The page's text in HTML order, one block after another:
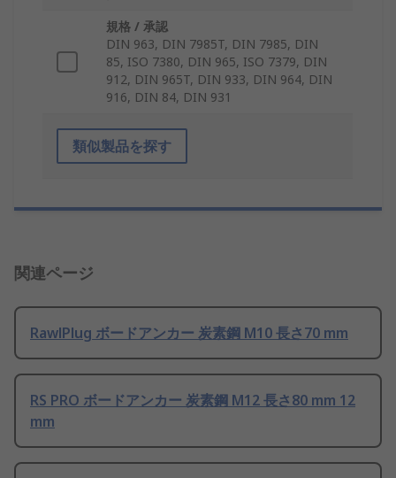
規格 / 承認
DIN 963, DIN 7985T, DIN 7985, DIN
85, ISO 7380, DIN 965, ISO 7379, DIN
912, DIN 965T, DIN 933, DIN 964, DIN
916, DIN 84, DIN 931
類似製品を探す
関連ページ
RawlPlug ボードアンカー 炭素鋼 M10 長さ70 mm
RS PRO ボードアンカー 炭素鋼 M12 長さ80 mm 12
mm